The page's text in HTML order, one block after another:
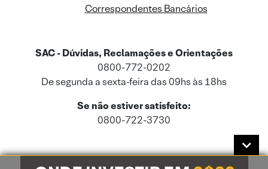
Correspondentes Bancários
SAC - Dúvidas, Reclamações e Orientações
0800-772-0202
De segunda a sexta-feira das 09hs às 18hs
Se não estiver satisfeito:
0800-722-3730